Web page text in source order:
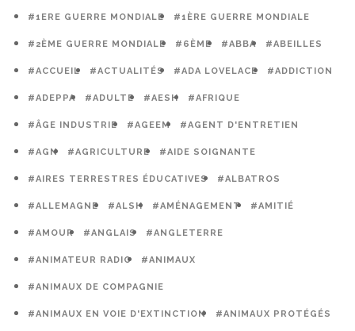
#1ERE GUERRE MONDIALE #1ÈRE GUERRE MONDIALE
#2ÈME GUERRE MONDIALE #6ÈME #ABBA #ABEILLES
#ACCUEIL #ACTUALITÉS #ADA LOVELACE #ADDICTION
#ADEPPA #ADULTE #AESH #AFRIQUE
#ÂGE INDUSTRIE #AGEEM #AGENT D'ENTRETIEN
#AGN #AGRICULTURE #AIDE SOIGNANTE
#AIRES TERRESTRES ÉDUCATIVES #ALBATROS
#ALLEMAGNE #ALSH #AMÉNAGEMENT #AMITIÉ
#AMOUR #ANGLAIS #ANGLETERRE
#ANIMATEUR RADIO #ANIMAUX
#ANIMAUX DE COMPAGNIE
#ANIMAUX EN VOIE D'EXTINCTION #ANIMAUX PROTÉGÉS